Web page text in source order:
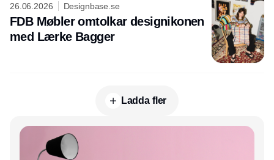
26.06.2026 Designbase.se
FDB Møbler omtolkar designikonen
med Lærke Bagger
Ladda fler
Annons